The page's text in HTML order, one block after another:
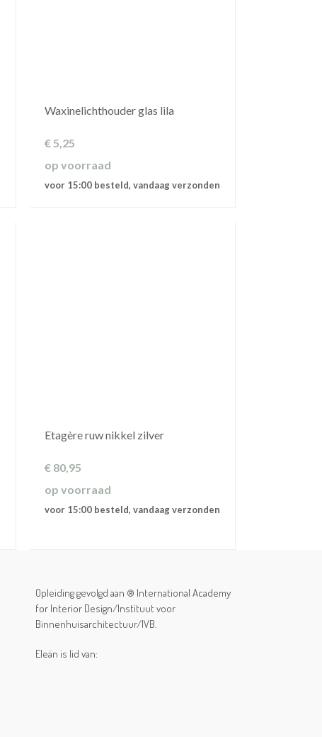
Waxinelichthouder glas lila
€5,25
op voorraad
voor 15:00 besteld, vandaag verzonden
Etagère ruw nikkel zilver
€80,95
op voorraad
voor 15:00 besteld, vandaag verzonden
Opleiding gevolgd aan ® International Academy
for Interior Design/Instituut voor
Binnenhuisarchitectuur/IVB.
Eleän is lid van: